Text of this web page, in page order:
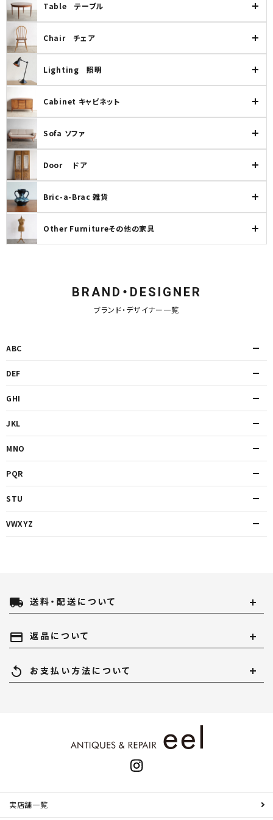
Table テーブル
Chair チェア
Lighting 照明
Cabinet キャビネット
Sofa ソファ
Door ドア
Bric-a-Brac 雑貨
Other Furnitureその他の家具
BRAND・DESIGNER
ブランド・デザイナー一覧
ABC
DEF
GHI
JKL
MNO
PQR
STU
VWXYZ
local_shipping 送料・配送について
payment 返品について
replay お支払い方法について
実店舗一覧